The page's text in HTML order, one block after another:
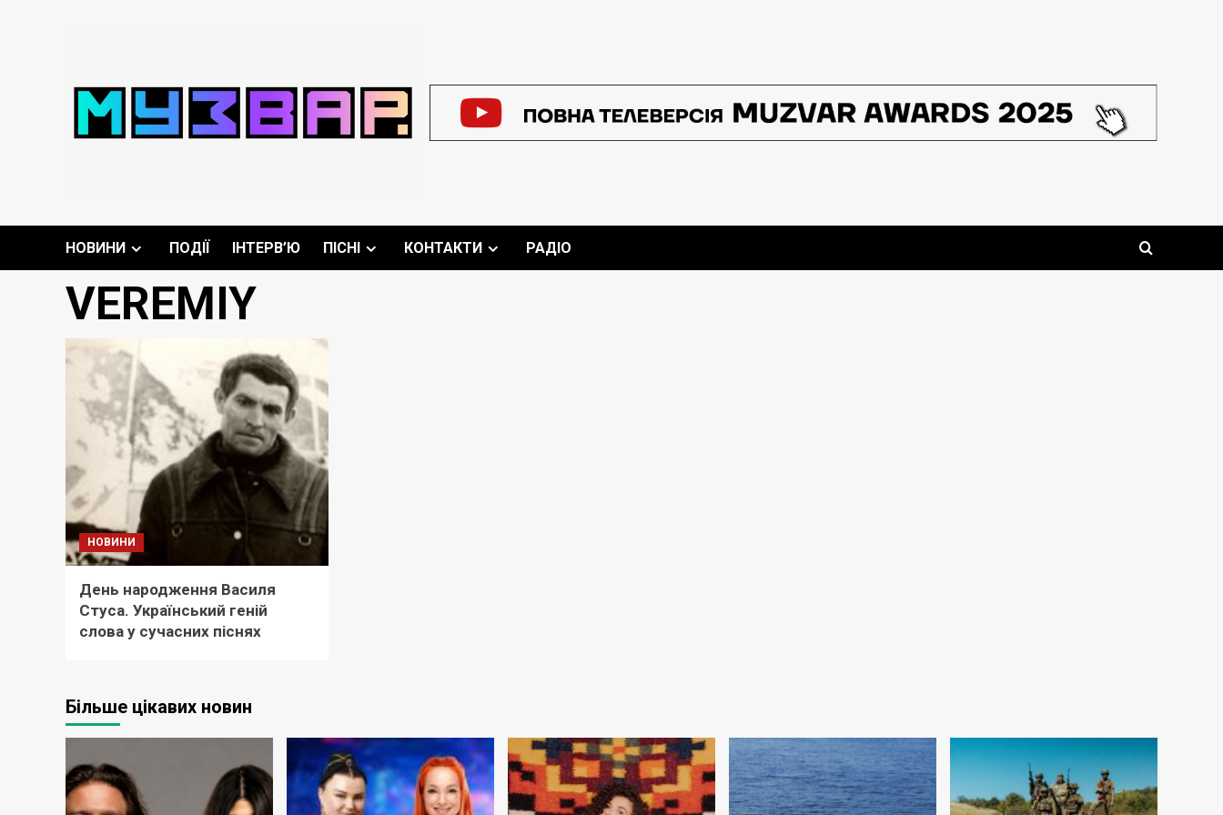
НОВИНИ ПОДІЇ ІНТЕРВ’Ю ПІСНІ КОНТАКТИ РАДІО
VEREMIY
НОВИНИ
День народження Василя
Стуса. Український геній
слова у сучасних піснях
Більше цікавих новин